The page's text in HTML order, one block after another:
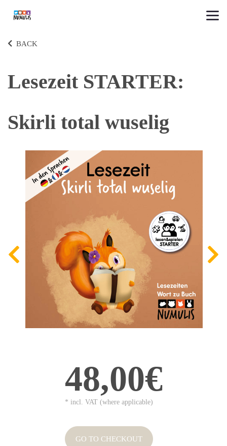
BACK
Lesezeit STARTER:
Skirli total wuselig
48,00€
* incl. VAT (where applicable)
GO TO CHECKOUT